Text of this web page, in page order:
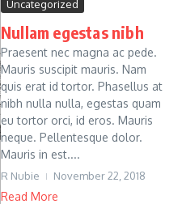
Uncategorized
Nullam egestas nibh
Praesent nec magna ac pede.
Mauris suscipit mauris. Nam
quis erat id tortor. Phasellus at
nibh nulla nulla, egestas quam
eu tortor orci, id eros. Mauris
neque. Pellentesque dolor.
Mauris in est....
R Nubie November 22, 2018
Read More